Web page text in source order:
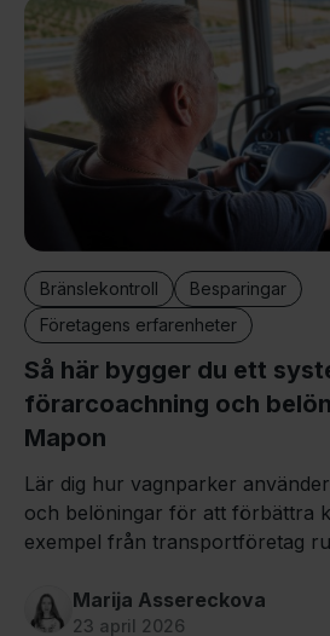
Bränslekontroll
Besparingar
Företagens erfarenheter
Så här bygger du ett
förarcoachning och
Mapon
Lär dig hur vagnparker
och belöningar för att förbättra
exempel från transportföretag
Marija Assereckova
23 april 2026